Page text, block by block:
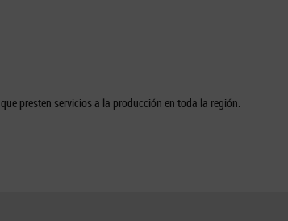
presten servicios a la producción en toda la región.